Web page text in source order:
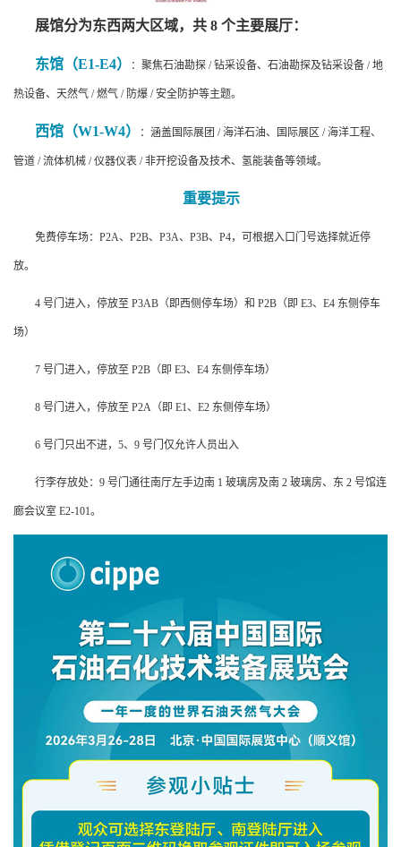
展馆分为东西两大区域，共 8 个主要展厅：
东馆（E1-E4） ：聚焦石油勘探 / 钻采设备、石油勘探及钻采设备 / 地
热设备、天然气 / 燃气 / 防爆 / 安全防护等主题。
西馆（W1-W4） ：涵盖国际展团 / 海洋石油、国际展区 / 海洋工程、
管道 / 流体机械 / 仪器仪表 / 非开挖设备及技术、氢能装备等领域。
重要提示
免费停车场：P2A、P2B、P3A、P3B、P4，可根据入口门号选择就近停
放。
4 号门进入，停放至 P3AB（即西侧停车场）和 P2B（即 E3、E4 东侧停车
场）
7 号门进入，停放至 P2B（即 E3、E4 东侧停车场）
8 号门进入，停放至 P2A（即 E1、E2 东侧停车场）
6 号门只出不进，5、9 号门仅允许人员出入
行李存放处：9 号门通往南厅左手边南 1 玻璃房及南 2 玻璃房、东 2 号馆连
廊会议室 E2-101。